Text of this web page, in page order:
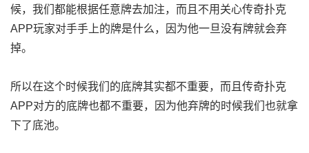
候，我们都能根据任意牌去加注，而且不用关心传奇扑克
APP玩家对手手上的牌是什么，因为他一旦没有牌就会弃
掉。
所以在这个时候我们的底牌其实都不重要，而且传奇扑克
APP对方的底牌也都不重要，因为他弃牌的时候我们也就拿
下了底池。